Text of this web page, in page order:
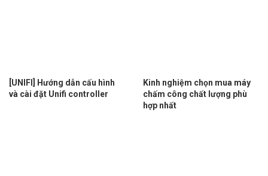
[UNIFI] Hướng dẫn cấu hình
và cài đặt Unifi controller
Kinh nghiệm chọn mua máy
chấm công chất lượng phù
hợp nhất